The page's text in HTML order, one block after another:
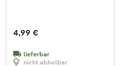
4,99 €
lieferbar
nicht abholbar